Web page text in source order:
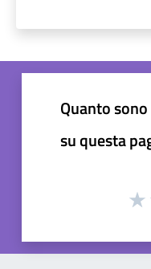
Quanto
su questa